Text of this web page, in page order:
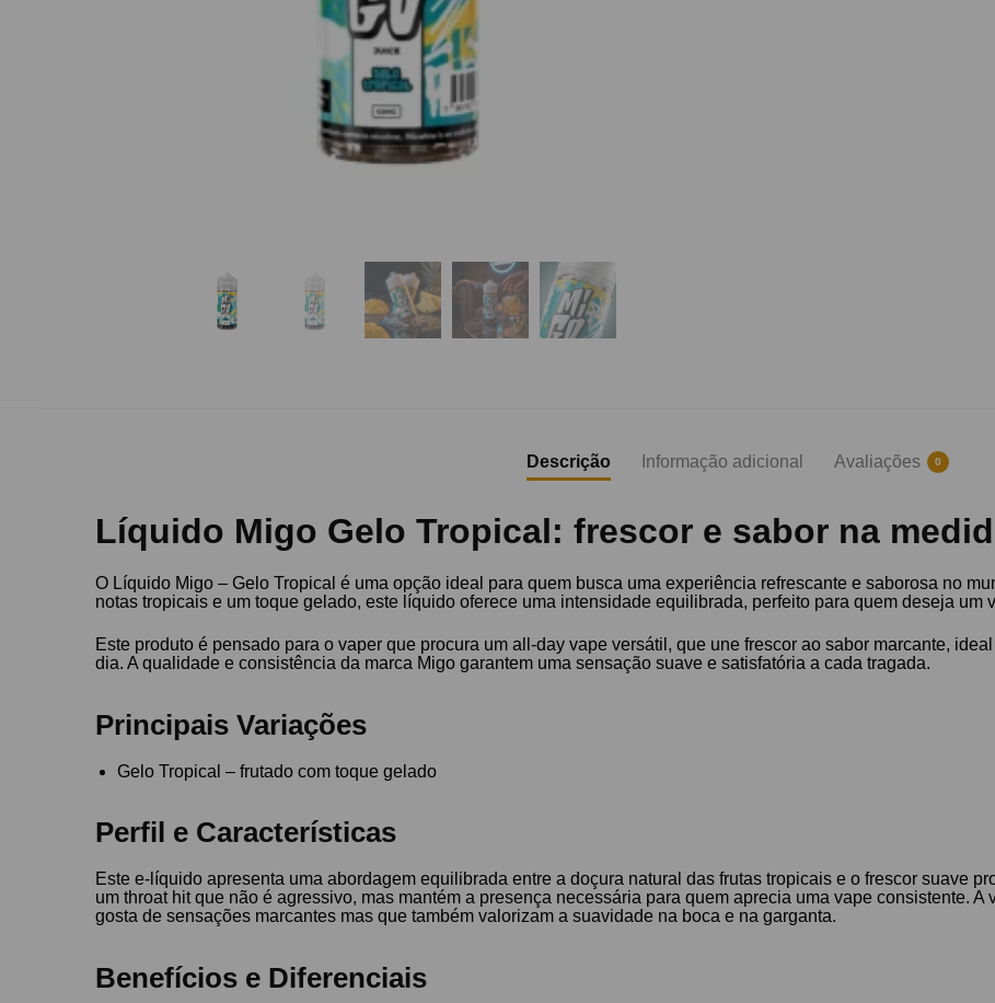
Descrição Informação adicional Avaliações 0
Líquido Migo Gelo Tropical: frescor e sabor na
O Líquido Migo – Gelo Tropical é uma opção ideal para quem busca uma experiência refrescante e saborosa no
notas tropicais e um toque gelado, este líquido oferece uma intensidade equilibrada, perfeito para quem deseja um
Este produto é pensado para o vaper que procura um all-day vape versátil, que une frescor ao sabor marcante,
dia. A qualidade e consistência da marca Migo garantem uma sensação suave e satisfatória a cada tragada.
Principais Variações
Gelo Tropical – frutado com toque gelado
Perfil e Características
Este e-líquido apresenta uma abordagem equilibrada entre a doçura natural das frutas tropicais e o frescor suave
um throat hit que não é agressivo, mas mantém a presença necessária para quem aprecia uma vape consistente.
gosta de sensações marcantes mas que também valorizam a suavidade na boca e na garganta.
Benefícios e Diferenciais